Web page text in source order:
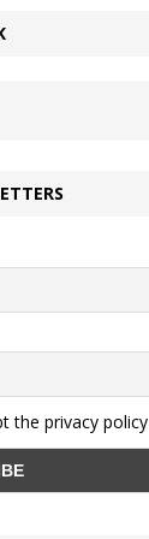
the privacy policy